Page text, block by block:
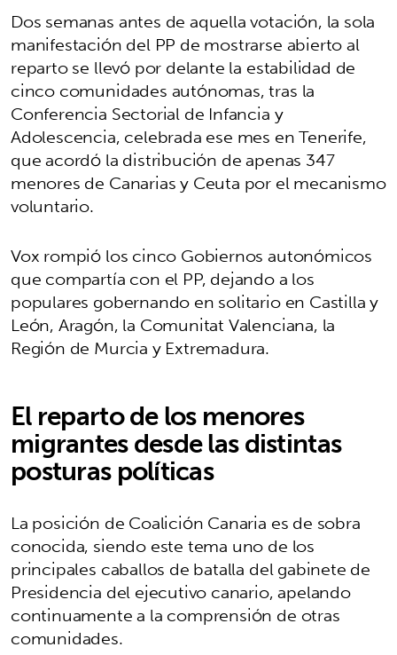
Dos semanas antes de aquella votación, la sola
manifestación del PP de mostrarse abierto al
reparto se llevó por delante la estabilidad de
cinco comunidades autónomas, tras la
Conferencia Sectorial de Infancia y
Adolescencia, celebrada ese mes en Tenerife,
que acordó la distribución de apenas 347
menores de Canarias y Ceuta por el mecanismo
voluntario.
Vox rompió los cinco Gobiernos autonómicos
que compartía con el PP, dejando a los
populares gobernando en solitario en Castilla y
León, Aragón, la Comunitat Valenciana, la
Región de Murcia y Extremadura.
El reparto de los menores
migrantes desde las distintas
posturas políticas
La posición de Coalición Canaria es de sobra
conocida, siendo este tema uno de los
principales caballos de batalla del gabinete de
Presidencia del ejecutivo canario, apelando
continuamente a la comprensión de otras
comunidades.